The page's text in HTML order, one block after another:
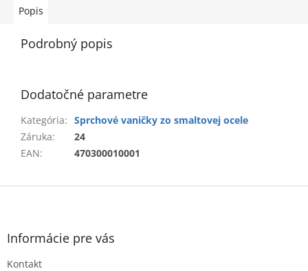
Popis
Podrobný popis
Dodatočné parametre
Kategória: Sprchové vaničky zo smaltovej ocele
Záruka:
24
EAN: 470300010001
Z
Informácie pre vás
Kontakt